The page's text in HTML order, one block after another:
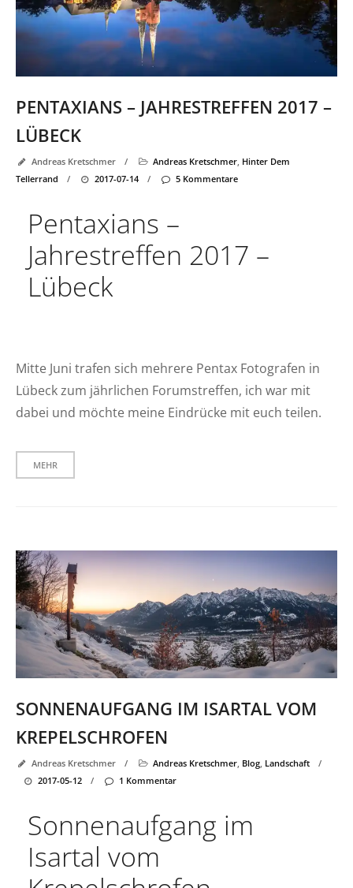
PENTAXIANS – JAHRESTREFFEN 2017 –
LÜBECK
Andreas Kretschmer / Andreas Kretschmer, Hinter Dem
Tellerrand
/ 2017-07-14 / 5 Kommentare
Pentaxians –
Jahrestreffen 2017 –
Lübeck
Mitte Juni trafen sich mehrere Pentax Fotografen in
Lübeck zum jährlichen Forumstreffen, ich war mit
dabei und möchte meine Eindrücke mit euch teilen.
MEHR
SONNENAUFGANG IM ISARTAL VOM
KREPELSCHROFEN
Andreas Kretschmer / Andreas Kretschmer, Blog, Landschaft
/
2017-05-12
/ 1 Kommentar
Sonnenaufgang im
Isartal vom